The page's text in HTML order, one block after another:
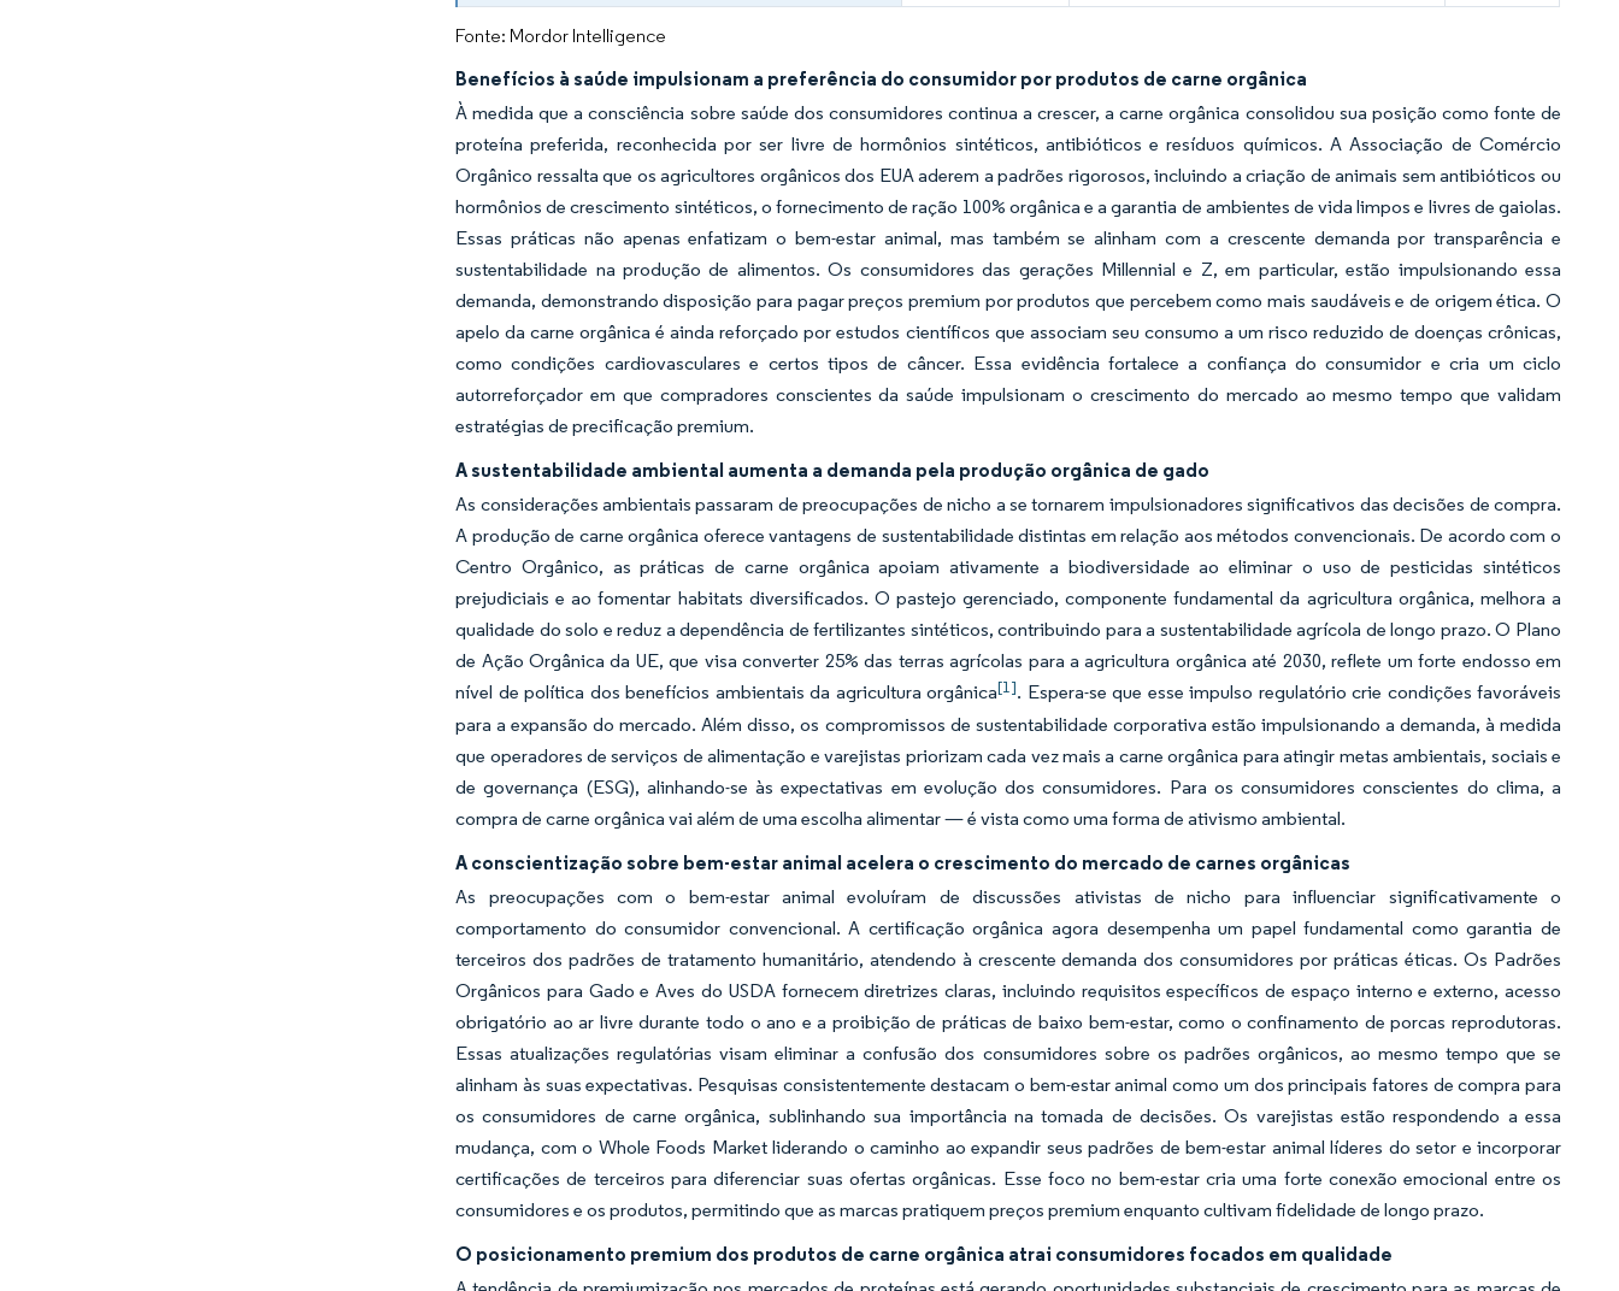
Fonte: Mordor Intelligence
Benefícios à saúde impulsionam a preferência do consumidor por produtos de carne orgânica
À medida que a consciência sobre saúde dos consumidores continua a crescer, a carne orgânica consolidou sua posição como fonte de
proteína preferida, reconhecida por ser livre de hormônios sintéticos, antibióticos e resíduos químicos. A Associação de Comércio
Orgânico ressalta que os agricultores orgânicos dos EUA aderem a padrões rigorosos, incluindo a criação de animais sem antibióticos ou
hormônios de crescimento sintéticos, o fornecimento de ração 100% orgânica e a garantia de ambientes de vida limpos e livres de gaiolas.
Essas práticas não apenas enfatizam o bem-estar animal, mas também se alinham com a crescente demanda por transparência e
sustentabilidade na produção de alimentos. Os consumidores das gerações Millennial e Z, em particular, estão impulsionando essa
demanda, demonstrando disposição para pagar preços premium por produtos que percebem como mais saudáveis e de origem ética. O
apelo da carne orgânica é ainda reforçado por estudos científicos que associam seu consumo a um risco reduzido de doenças crônicas,
como condições cardiovasculares e certos tipos de câncer. Essa evidência fortalece a confiança do consumidor e cria um ciclo
autorreforçador em que compradores conscientes da saúde impulsionam o crescimento do mercado ao mesmo tempo que validam
estratégias de precificação premium.
A sustentabilidade ambiental aumenta a demanda pela produção orgânica de gado
As considerações ambientais passaram de preocupações de nicho a se tornarem impulsionadores significativos das decisões de compra.
A produção de carne orgânica oferece vantagens de sustentabilidade distintas em relação aos métodos convencionais. De acordo com o
Centro Orgânico, as práticas de carne orgânica apoiam ativamente a biodiversidade ao eliminar o uso de pesticidas sintéticos
prejudiciais e ao fomentar habitats diversificados. O pastejo gerenciado, componente fundamental da agricultura orgânica, melhora a
qualidade do solo e reduz a dependência de fertilizantes sintéticos, contribuindo para a sustentabilidade agrícola de longo prazo. O Plano
de Ação Orgânica da UE, que visa converter 25% das terras agrícolas para a agricultura orgânica até 2030, reflete um forte endosso em
nível de política dos benefícios ambientais da agricultura orgânica[1]. Espera-se que esse impulso regulatório crie condições favoráveis
para a expansão do mercado. Além disso, os compromissos de sustentabilidade corporativa estão impulsionando a demanda, à medida
que operadores de serviços de alimentação e varejistas priorizam cada vez mais a carne orgânica para atingir metas ambientais, sociais e
de governança (ESG), alinhando-se às expectativas em evolução dos consumidores. Para os consumidores conscientes do clima, a
compra de carne orgânica vai além de uma escolha alimentar — é vista como uma forma de ativismo ambiental.
A conscientização sobre bem-estar animal acelera o crescimento do mercado de carnes orgânicas
As preocupações com o bem-estar animal evoluíram de discussões ativistas de nicho para influenciar significativamente o
comportamento do consumidor convencional. A certificação orgânica agora desempenha um papel fundamental como garantia de
terceiros dos padrões de tratamento humanitário, atendendo à crescente demanda dos consumidores por práticas éticas. Os Padrões
Orgânicos para Gado e Aves do USDA fornecem diretrizes claras, incluindo requisitos específicos de espaço interno e externo, acesso
obrigatório ao ar livre durante todo o ano e a proibição de práticas de baixo bem-estar, como o confinamento de porcas reprodutoras.
Essas atualizações regulatórias visam eliminar a confusão dos consumidores sobre os padrões orgânicos, ao mesmo tempo que se
alinham às suas expectativas. Pesquisas consistentemente destacam o bem-estar animal como um dos principais fatores de compra para
os consumidores de carne orgânica, sublinhando sua importância na tomada de decisões. Os varejistas estão respondendo a essa
mudança, com o Whole Foods Market liderando o caminho ao expandir seus padrões de bem-estar animal líderes do setor e incorporar
certificações de terceiros para diferenciar suas ofertas orgânicas. Esse foco no bem-estar cria uma forte conexão emocional entre os
consumidores e os produtos, permitindo que as marcas pratiquem preços premium enquanto cultivam fidelidade de longo prazo.
O posicionamento premium dos produtos de carne orgânica atrai consumidores focados em qualidade